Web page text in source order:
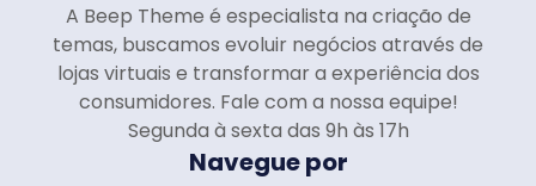
A Beep Theme é especialista na criação de
temas, buscamos evoluir negócios através de
lojas virtuais e transformar a experiência dos
consumidores. Fale com a nossa equipe!
Segunda à sexta das 9h às 17h
Navegue por